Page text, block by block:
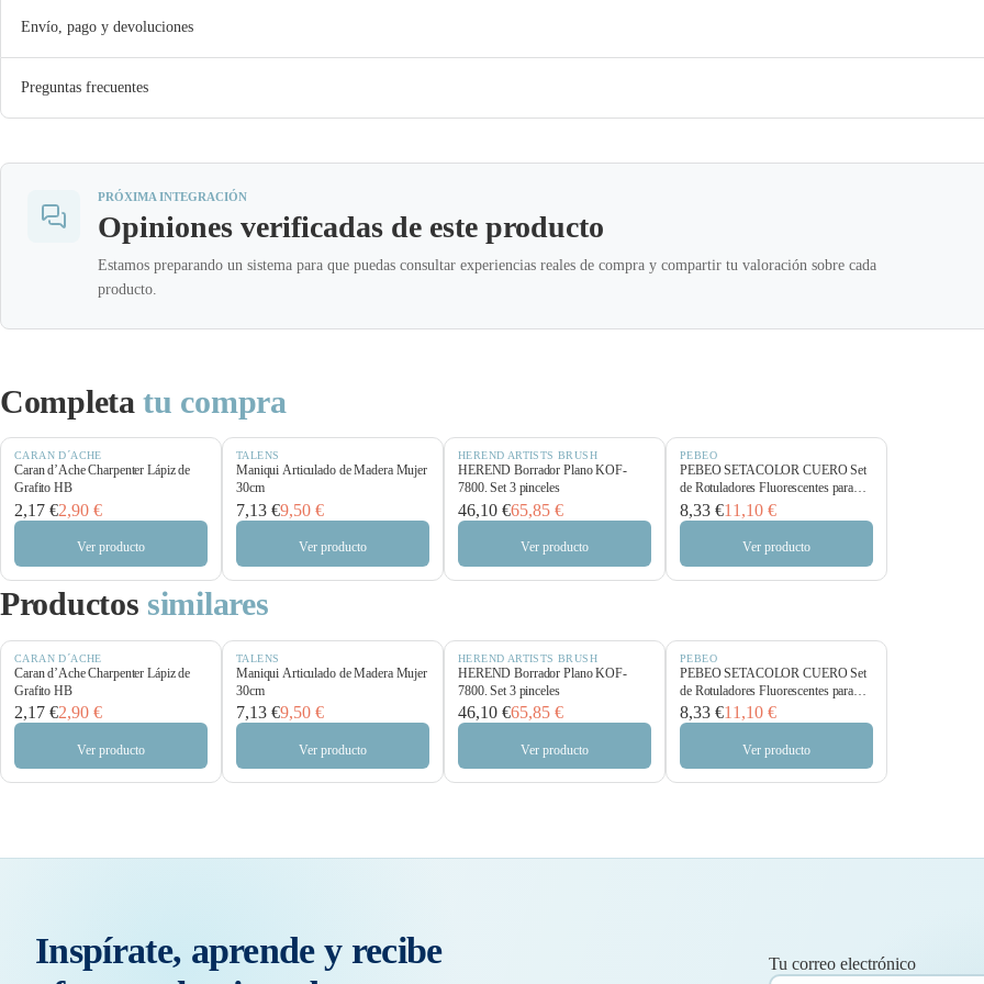
Envío, pago y devoluciones
Preguntas frecuentes
PRÓXIMA INTEGRACIÓN
Opiniones verificadas de este producto
Estamos preparando un sistema para que puedas consultar experiencias reales de compra y compartir tu valoración sobre cada
producto.
Completa tu compra
CARAN D´ACHE
Caran d’Ache Charpenter Lápiz de
Grafito HB
2,17 €2,90 €
Ver producto
TALENS
Maniqui Articulado de Madera Mujer
30cm
7,13 €9,50 €
Ver producto
HEREND ARTISTS BRUSH
HEREND Borrador Plano KOF-
7800. Set 3 pinceles
46,10 €65,85 €
Ver producto
PEBEO
PEBEO SETACOLOR CUERO Set
de Rotuladores Fluorescentes para
Piel
8,33 €11,10 €
Ver producto
Productos similares
CARAN D´ACHE
Caran d’Ache Charpenter Lápiz de
Grafito HB
2,17 €2,90 €
Ver producto
TALENS
Maniqui Articulado de Madera Mujer
30cm
7,13 €9,50 €
Ver producto
HEREND ARTISTS BRUSH
HEREND Borrador Plano KOF-
7800. Set 3 pinceles
46,10 €65,85 €
Ver producto
PEBEO
PEBEO SETACOLOR CUERO Set
de Rotuladores Fluorescentes para
Piel
8,33 €11,10 €
Ver producto
Inspírate, aprende y recibe
Tu correo electrónico